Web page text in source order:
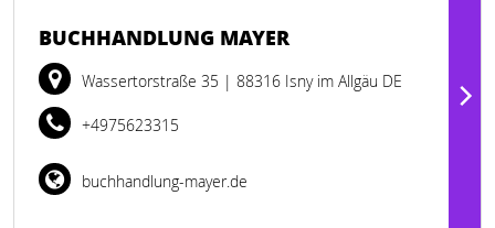
BUCHHANDLUNG MAYER
Wassertorstraße 35 | 88316 Isny im Allgäu DE
+4975623315
buchhandlung-mayer.de